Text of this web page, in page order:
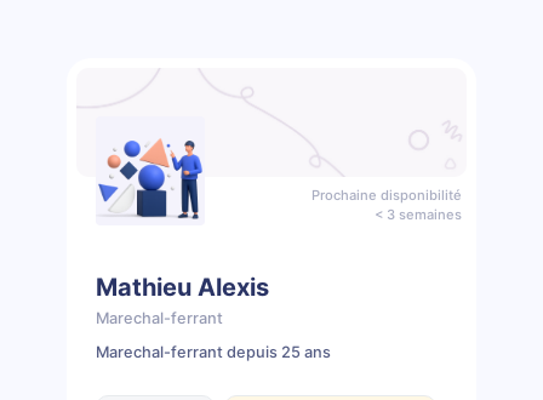
Prochaine disponibilité
< 3 semaines
Mathieu Alexis
Marechal-ferrant
Marechal-ferrant depuis 25 ans